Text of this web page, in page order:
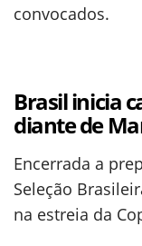
convocados.
Brasil inicia
diante de
Encerrada a
Seleção
na estreia da